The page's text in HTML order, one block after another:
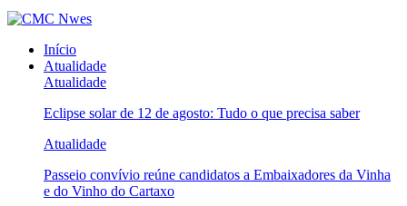
Início
Atualidade
Atualidade
Eclipse solar de 12 de agosto: Tudo o que precisa saber
Atualidade
Passeio convívio reúne candidatos a Embaixadores da Vinha
e do Vinho do Cartaxo